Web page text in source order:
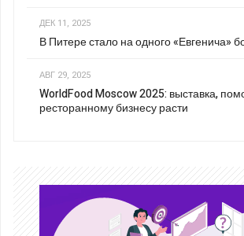
ДЕК 11, 2025
В Питере стало на одного «Евгенича»
АВГ 29, 2025
WorldFood Moscow 2025: выставка,
ресторанному бизнесу расти